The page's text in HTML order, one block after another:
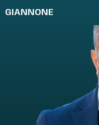
GIANNONE